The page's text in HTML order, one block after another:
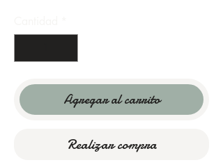
Agregar al carrito
Realizar compra